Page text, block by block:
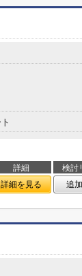
詳細
検討
詳細を見る 追